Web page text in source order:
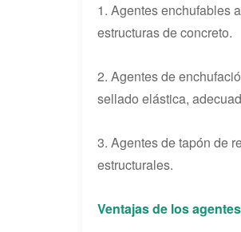
1. Agentes enchufables
estructuras de concreto.
2. Agentes de
sellado elástica,
3. Agentes de tapón de
estructurales.
Ventajas de los